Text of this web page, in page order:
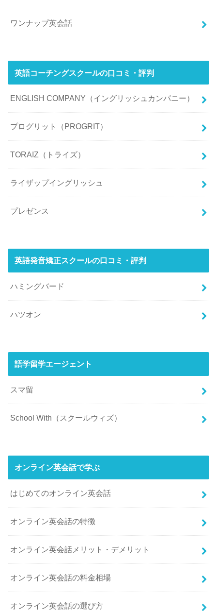
ワンナップ英会話
英語コーチングスクールの口コミ・評判
ENGLISH COMPANY（イングリッシュカンパニー）
プログリット（PROGRIT）
TORAIZ（トライズ）
ライザップイングリッシュ
プレゼンス
英語発音矯正スクールの口コミ・評判
ハミングバード
ハツオン
語学留学エージェント
スマ留
School With（スクールウィズ）
オンライン英会話で学ぶ
はじめてのオンライン英会話
オンライン英会話の特徴
オンライン英会話メリット・デメリット
オンライン英会話の料金相場
オンライン英会話の選び方